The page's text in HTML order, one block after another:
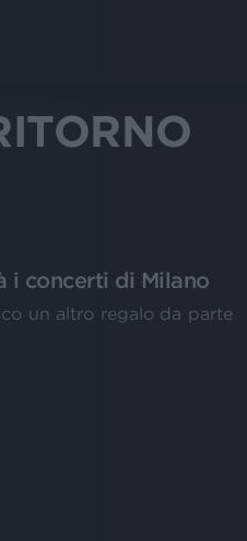
i concerti di Milano
un altro regalo da parte